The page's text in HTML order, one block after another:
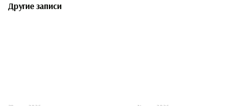
Другие записи